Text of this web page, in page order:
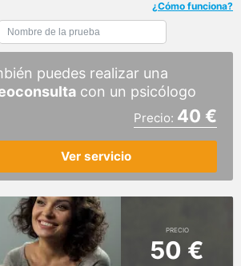
¿Cómo funciona?
puedes realizar una
con un psicólogo
Precio: 40 €
Ver servicio
PRECIO
50 €